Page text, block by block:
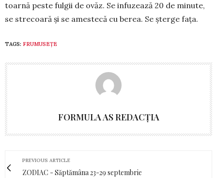
toarnă pes­te ful­gii de ovăz. Se infu­zează 20 de mi­nute,
se stre­coa­ră și se a­mes­tecă cu berea. Se șterge fața.
TAGS: FRUMUSEȚE
FORMULA AS REDACȚIA
PREVIOUS ARTICLE
ZODIAC - Săptămâna 23-29 septembrie